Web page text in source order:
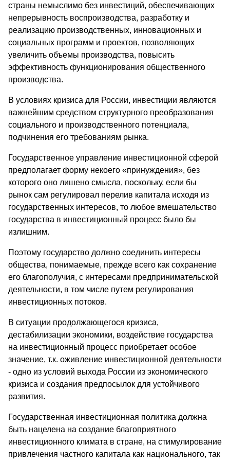
страны немыслимо без инвестиций, обеспечивающих
непрерывность воспроизводства, разработку и
реализацию производственных, инновационных и
социальных программ и проектов, позволяющих
увеличить объемы производства, повысить
эффективность функционирования общественного
производства.
В условиях кризиса для России, инвестиции являются
важнейшим средством структурного преобразования
социального и производственного потенциала,
подчинения его требованиям рынка.
Государственное управление инвестиционной сферой
предполагает форму некоего «принуждения», без
которого оно лишено смысла, поскольку, если бы
рынок сам регулировал перелив капитала исходя из
государственных интересов, то любое вмешательство
государства в инвестиционный процесс было бы
излишним.
Поэтому государство должно соединить интересы
общества, понимаемые, прежде всего как сохранение
его благополучия, с интересами предпринимательской
деятельности, в том числе путем регулирования
инвестиционных потоков.
В ситуации продолжающегося кризиса,
дестабилизации экономики, воздействие государства
на инвестиционный процесс приобретает особое
значение, т.к. оживление инвестиционной деятельности
- одно из условий выхода России из экономического
кризиса и создания предпосылок для устойчивого
развития.
Государственная инвестиционная политика должна
быть нацелена на создание благоприятного
инвестиционного климата в стране, на стимулирование
привлечения частного капитала как национального, так